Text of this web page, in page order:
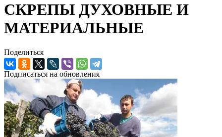
СКРЕПЫ ДУХОВНЫЕ И
МАТЕРИАЛЬНЫЕ
Поделиться
Подписаться на обновления